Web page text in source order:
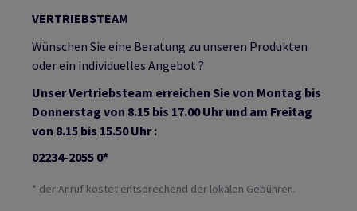
VERTRIEBSTEAM
Wünschen Sie eine Beratung zu unseren Produkten
oder ein individuelles Angebot ?
Unser Vertriebsteam erreichen Sie von Montag bis
Donnerstag von 8.15 bis 17.00 Uhr und am Freitag
von 8.15 bis 15.50 Uhr :
02234-2055 0*
* der Anruf kostet entsprechend der lokalen Gebühren.